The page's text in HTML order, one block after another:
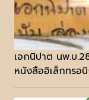
เอกนิปาต นพ.บ
หนังสืออิเล็กทรอ